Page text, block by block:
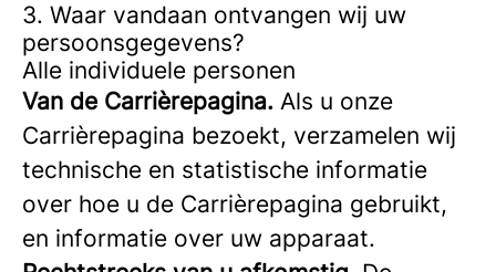
3. Waar vandaan ontvangen wij uw
persoonsgegevens?
Alle individuele personen
Van de Carrièrepagina. Als u onze
Carrièrepagina bezoekt, verzamelen wij
technische en statistische informatie
over hoe u de Carrièrepagina gebruikt,
en informatie over uw apparaat.